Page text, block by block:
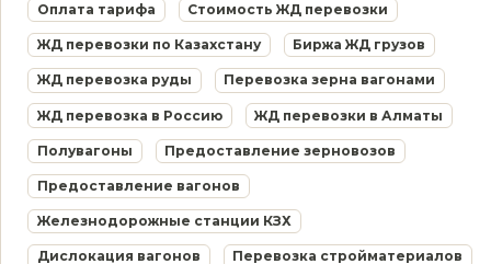
Оплата тарифа Стоимость ЖД перевозки
ЖД перевозки по Казахстану Биржа ЖД грузов
ЖД перевозка руды Перевозка зерна вагонами
ЖД перевозка в Россию ЖД перевозки в Алматы
Полувагоны Предоставление зерновозов
Предоставление вагонов
Железнодорожные станции КЗХ
Дислокация вагонов Перевозка стройматериалов